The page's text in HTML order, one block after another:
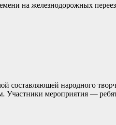
на железнодорожных
составляющей народного
Участники мероприятия —